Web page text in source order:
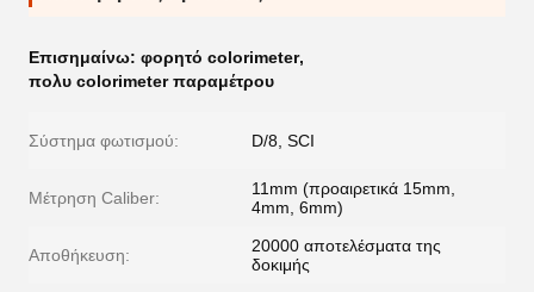
Επισημαίνω: φορητό colorimeter,
πολυ colorimeter παραμέτρου
Σύστημα φωτισμού: D/8, SCI
Μέτρηση Caliber:
11mm (προαιρετικά 15mm,
4mm, 6mm)
Αποθήκευση:
20000 αποτελέσματα της
δοκιμής